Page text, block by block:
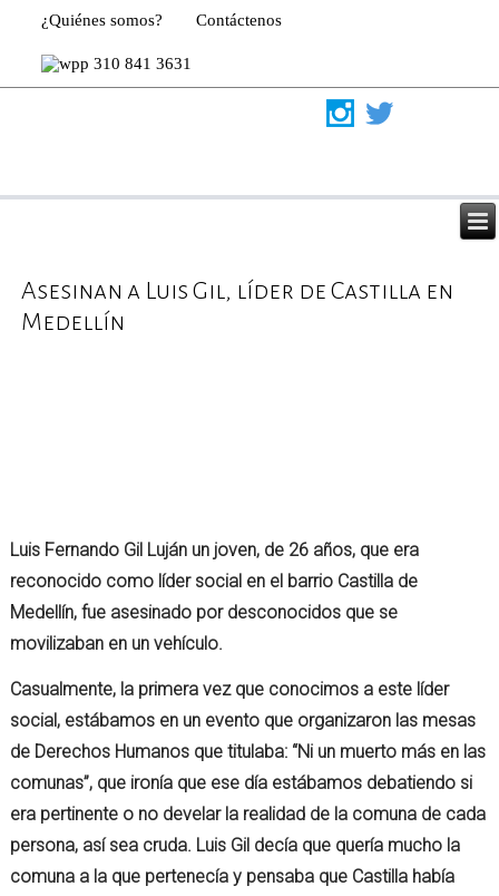
¿Quiénes somos? Contáctenos
310 841 3631
Asesinan a Luis Gil, líder de Castilla en
Medellín
Luis Fernando Gil Luján un joven, de 26 años, que era
reconocido como líder social en el barrio Castilla de
Medellín, fue asesinado por desconocidos que se
movilizaban en un vehículo.
Casualmente, la primera vez que conocimos a este líder
social, estábamos en un evento que organizaron las mesas
de Derechos Humanos que titulaba: “Ni un muerto más en las
comunas”, que ironía que ese día estábamos debatiendo si
era pertinente o no develar la realidad de la comuna de cada
persona, así sea cruda. Luis Gil decía que quería mucho la
comuna a la que pertenecía y pensaba que Castilla había